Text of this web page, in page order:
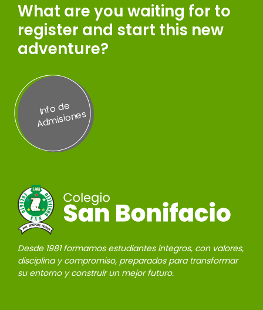
What are you waiting for to
register and start this new
adventure?
Inf
o
d
e
A
d
misi
on
es
Desde 1981 formamos estudiantes íntegros, con valores,
disciplina y compromiso, preparados para transformar
su entorno y construir un mejor futuro.